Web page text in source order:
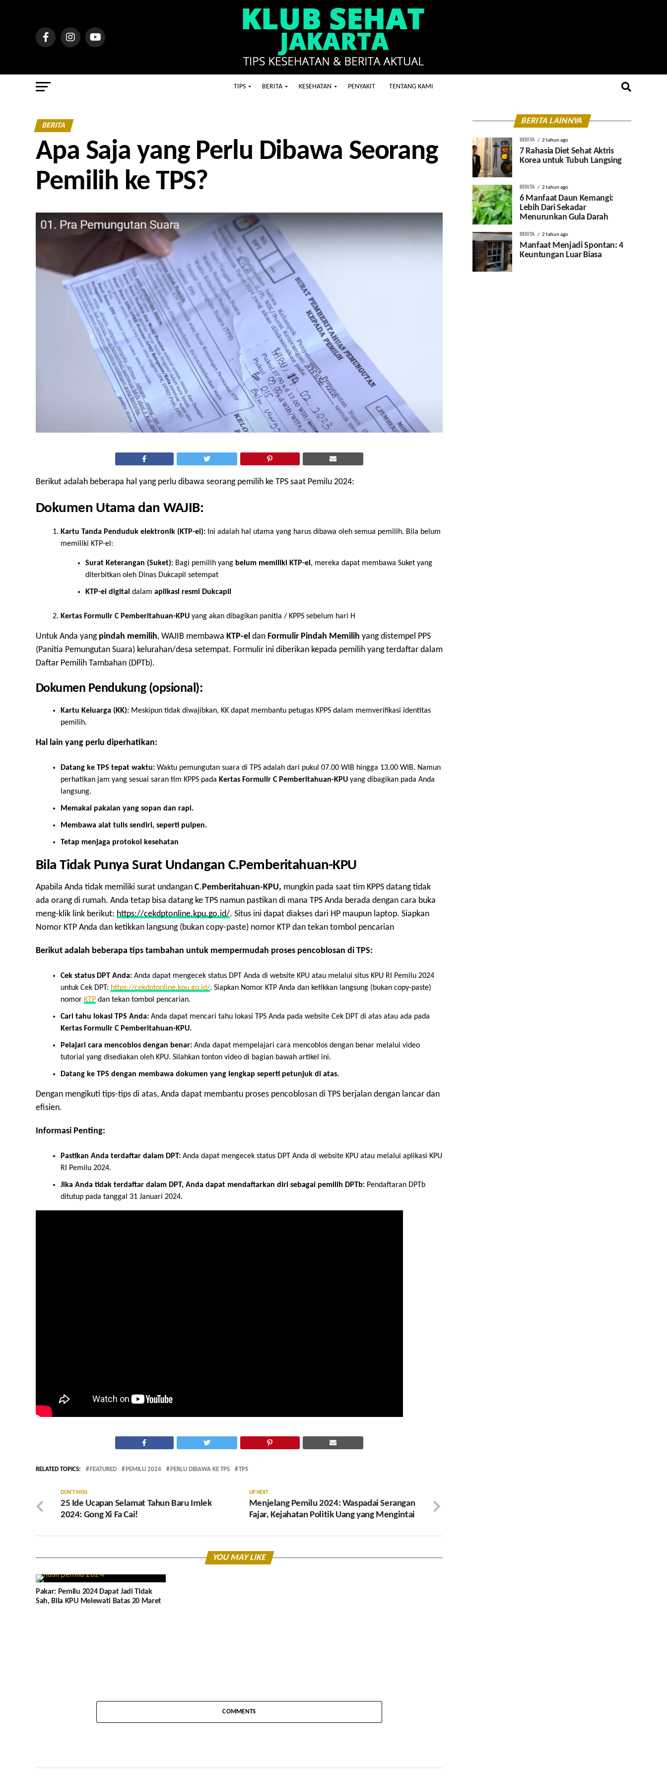
TIPS BERITA KESEHATAN PENYAKIT TENTANG KAMI
BERITA
Apa Saja yang Perlu Dibawa Seorang
Pemilih ke TPS?
Berikut adalah beberapa hal yang perlu dibawa seorang pemilih ke TPS saat Pemilu 2024:
Dokumen Utama dan WAJIB:
Kartu Tanda Penduduk elektronik (KTP-el): Ini adalah hal utama yang harus dibawa oleh semua pemilih. Bila belum
memiliki KTP-el:
Surat Keterangan (Suket): Bagi pemilih yang belum memiliki KTP-el , mereka dapat membawa Suket yang
diterbitkan oleh Dinas Dukcapil setempat
KTP-el digital dalam aplikasi resmi Dukcapil
Kertas Formulir C Pemberitahuan-KPU yang akan dibagikan panitia / KPPS sebelum hari H
Untuk Anda yang pindah memilih, WAJIB membawa KTP-el dan Formulir Pindah Memilih yang distempel PPS
(Panitia Pemungutan Suara) kelurahan/desa setempat. Formulir ini diberikan kepada pemilih yang terdaftar dalam
Daftar Pemilih Tambahan (DPTb).
Dokumen Pendukung (opsional):
Kartu Keluarga (KK): Meskipun tidak diwajibkan, KK dapat membantu petugas KPPS dalam memverifikasi identitas
pemilih.
Hal lain yang perlu diperhatikan:
Datang ke TPS tepat waktu: Waktu pemungutan suara di TPS adalah dari pukul 07.00 WIB hingga 13.00 WIB. Namun
perhatikan jam yang sesuai saran tim KPPS pada Kertas Formulir C Pemberitahuan-KPU yang dibagikan pada Anda
langsung.
Memakai pakaian yang sopan dan rapi.
Membawa alat tulis sendiri, seperti pulpen.
Tetap menjaga protokol kesehatan
Bila Tidak Punya Surat Undangan C.Pemberitahuan-KPU
Apabila Anda tidak memiliki surat undangan C. Pemberitahuan-KPU, mungkin pada saat tim KPPS datang tidak
ada orang di rumah. Anda tetap bisa datang ke TPS namun pastikan di mana TPS Anda berada dengan cara buka
meng-klik link berikut: https://cekdptonline.kpu.go.id/. Situs ini dapat diakses dari HP maupun laptop. Siapkan
Nomor KTP Anda dan ketikkan langsung (bukan copy-paste) nomor KTP dan tekan tombol pencarian
Berikut adalah beberapa tips tambahan untuk mempermudah proses pencoblosan di TPS:
Cek status DPT Anda: Anda dapat mengecek status DPT Anda di website KPU atau melalui situs KPU RI Pemilu 2024
untuk Cek DPT: https://cekdptonline.kpu.go.id/. Siapkan Nomor KTP Anda dan ketikkan langsung (bukan copy-paste)
nomor KTP dan tekan tombol pencarian.
Cari tahu lokasi TPS Anda: Anda dapat mencari tahu lokasi TPS Anda pada website Cek DPT di atas atau ada pada
Kertas Formulir C Pemberitahuan-KPU.
Pelajari cara mencoblos dengan benar: Anda dapat mempelajari cara mencoblos dengan benar melalui video
tutorial yang disediakan oleh KPU. Silahkan tonton video di bagian bawah artikel ini.
Datang ke TPS dengan membawa dokumen yang lengkap seperti petunjuk di atas.
Dengan mengikuti tips-tips di atas, Anda dapat membantu proses pencoblosan di TPS berjalan dengan lancar dan
efisien.
Informasi Penting:
Pastikan Anda terdaftar dalam DPT: Anda dapat mengecek status DPT Anda di website KPU atau melalui aplikasi KPU
RI Pemilu 2024.
Jika Anda tidak terdaftar dalam DPT, Anda dapat mendaftarkan diri sebagai pemilih DPTb: Pendaftaran DPTb
ditutup pada tanggal 31 Januari 2024.
RELATED TOPICS: FEATURED PEMILU 2024 PERLU DIBAWA KE TPS TPS
UP NEXT
Menjelang Pemilu 2024: Waspadai Serangan
Fajar, Kejahatan Politik Uang yang Mengintai
DON'T MISS
25 Ide Ucapan Selamat Tahun Baru Imlek
2024: Gong Xi Fa Cai!
YOU MAY LIKE
Pakar: Pemilu 2024 Dapat Jadi Tidak
Sah, Bila KPU Melewati Batas 20 Maret
COMMENTS
BERITA LAINNYA
BERITA 2 tahun ago
7 Rahasia Diet Sehat Aktris
Korea untuk Tubuh Langsing
BERITA 2 tahun ago
6 Manfaat Daun Kemangi:
Lebih Dari Sekadar
Menurunkan Gula Darah
BERITA 2 tahun ago
Manfaat Menjadi Spontan: 4
Keuntungan Luar Biasa